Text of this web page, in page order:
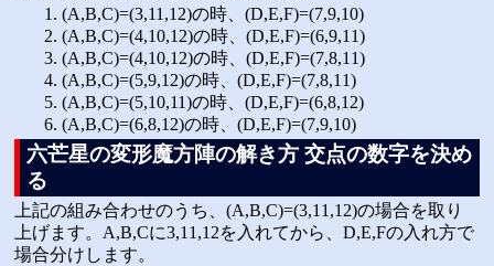
(A,B,C)=(3,11,12)の時、(D,E,F)=(7,9,10)
(A,B,C)=(4,10,12)の時、(D,E,F)=(6,9,11)
(A,B,C)=(4,10,12)の時、(D,E,F)=(7,8,11)
(A,B,C)=(5,9,12)の時、(D,E,F)=(7,8,11)
(A,B,C)=(5,10,11)の時、(D,E,F)=(6,8,12)
(A,B,C)=(6,8,12)の時、(D,E,F)=(7,9,10)
六芒星の変形魔方陣の解き方 交点の数字を決め
る
上記の組み合わせのうち、(A,B,C)=(3,11,12)の場合を取り
上げます。A,B,Cに3,11,12を入れてから、D,E,Fの入れ方で
場合分けします。